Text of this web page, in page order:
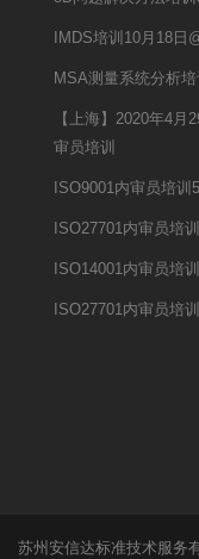
IMDS培训10月18日
MSA测量系统分析
【上海】2020年4月
审员培训
ISO9001内审员培训
ISO27701内审员培
ISO14001内审员培
ISO27701内审员培
苏州安信达标准技术服务